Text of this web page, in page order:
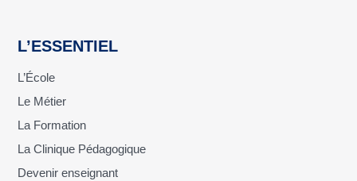
L’ESSENTIEL
L’École
Le Métier
La Formation
La Clinique Pédagogique
Devenir enseignant